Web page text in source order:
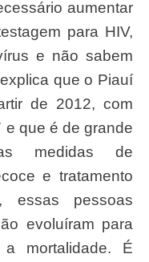
aumentar
para HIV,
e não sabem
que o Piauí
de 2012, com
e que é de grande
medidas de
e tratamento
essas pessoas
evoluíram para
mortalidade. É